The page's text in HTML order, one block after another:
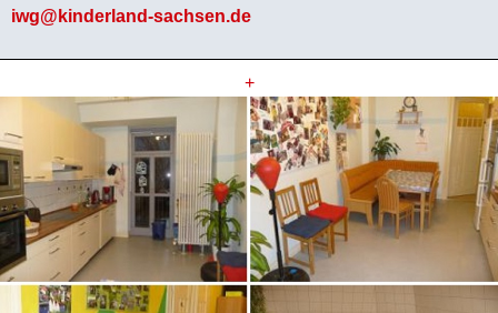
iwg@kinderland-sachsen.de
+